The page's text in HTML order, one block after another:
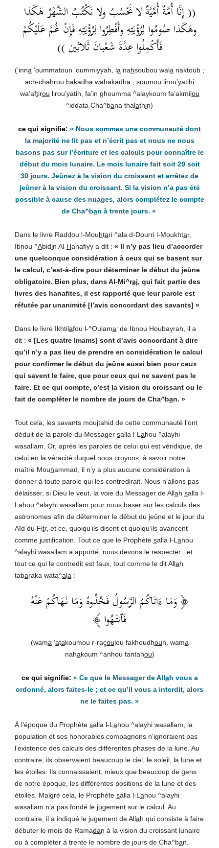
(( إِنَّا أُمَّةٌ أُمِّيَّةٌ لا نَحْسُبُ ولا نَكْتُبُ الشَّهْرُ هَكَذا
وهَكَذا صُومُوا لِرُؤْيَتِهِ وأَفْطِرُوا لِرُؤْيَتِهِ فَإِنْ غُمَّ عَلَيْكُمْ
فَأَكْمِلُوا عِدَّةَ شَعْبانَ ثَلاثِين ))
(‘inna ‘oummatoun ‘oummiyyah, la nahsoubou wala naktoub ;
ach-chahrou hakadha wahakadha ; soumou lirou’yatihi
wa’aftirou lirou’yatih, fa’in ghoumma ^alaykoum fa’akmilou
^iddata Cha^bana thalathin)
« Nous sommes une communauté dont
la majorité ne lit pas et n’écrit pas et nous ne nous
basons pas sur l’écriture et les calculs pour connaître le
début du mois lunaire. Le mois lunaire fait soit 29 soit
30 jours. Jeûnez à la vision du croissant et arrêtez de
jeûner à la vision du croissant. Si la vision n’a pas été
possible à cause des nuages, alors complétez le compte
de Cha^ban à trente jours. »
Dans le livre Raddou l-Mouhtari ^ala d-Dourri l-Moukhtar,
Ibnou ^Abidin Al-Hanafiyy a dit : « Il n’y pas lieu d’accorder
une quelconque considération à ceux qui se basent sur
le calcul, c’est-à-dire pour déterminer le début du jeûne
obligatoire. Bien plus, dans Al-Mi^raj, qui fait partie des
livres des hanafites, il est rapporté que leur parole est
réfutée par unanimité [l’avis concordant des savants] »
Dans le livre Ikhtilafou l-^Oulama‘ de Ibnou Houbayrah, il a
dit : « [Les quatre Imams] sont d’avis concordant à dire
qu’il n’y a pas lieu de prendre en considération le calcul
pour confirmer le début du jeûne aussi bien pour ceux
qui savent le faire, que pour ceux qui ne savent pas le
faire. Et ce qui compte, c’est la vision du croissant ou le
fait de compléter le nombre de jours de Cha^ban. »
Tout cela, les savants moujtahid de cette communauté l’ont
déduit de la parole du Messager salla l-L ahou ^alayhi
wasallam. Or, après les paroles de celui qui est véridique, de
celui en la véracité duquel nous croyons, à savoir notre
maître Mouhammad, il n’y a plus aucune considération à
donner à toute parole qui les contredirait. Nous n’allons pas
délaisser, si Dieu le veut, la voie du Messager de Allah salla l-
L ahou ^alayhi wasallam pour nous baser sur les calculs des
astronomes afin de déterminer le début du jeûne et le jour du
Aïd du Fitr, et ce, quoiqu’ils disent et quoiqu’ils avancent
comme justification. Tout ce que le Prophète salla l-L ahou
^alayhi wasallam a apporté, nous devons le respecter ; et
tout ce qui le contredit est faux, tout comme le dit Allah
tabaraka wata^ala :
﴿ وَمَا ءَاتَاكُمُ الرَّسُولُ فَخُذُوهُ وَمَا نَهَاكُمْ عَنْهُ
فَٱنتَهُوا ﴾
(wama ‘atakoumou r-raçoulou fakhoudhouh, wama
nahakoum ^anhou fantahou)
« Ce que le Messager deAllah vous a
ordonné, alors faites-le ; et ce qu’il vous a interdit, alors
ne le faites pas. »
À l’époque du Prophète salla l-L ahou ^alayhi wasallam, la
population et ses honorables compagnons n’ignoraient pas
l’existence des calculs des différentes phases de la lune. Au
contraire, ils observaient beaucoup le ciel, le soleil, la lune et
les étoiles. Ils connaissaient, mieux que beaucoup de gens
de notre époque, les différentes positions de la lune et des
étoiles. Malgré cela, le Prophète salla l-L ahou ^alayhi
wasallam n’a pas fondé le jugement sur le calcul. Au
contraire, il a indiqué le jugement de Allah qui consiste à faire
débuter le mois de Ramadan à la vision du croissant lunaire
ou à compléter à trente le nombre de jours de Cha^ban.